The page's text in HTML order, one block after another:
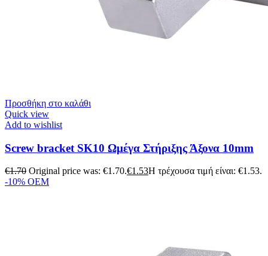
Προσθήκη στο καλάθι
Quick view
Add to wishlist
Screw bracket SK10 Ωμέγα Στήριξης Άξονα 10mm
€1.70 Original price was: €1.70.€1.53Η τρέχουσα τιμή είναι: €1.53.
-10% OEM